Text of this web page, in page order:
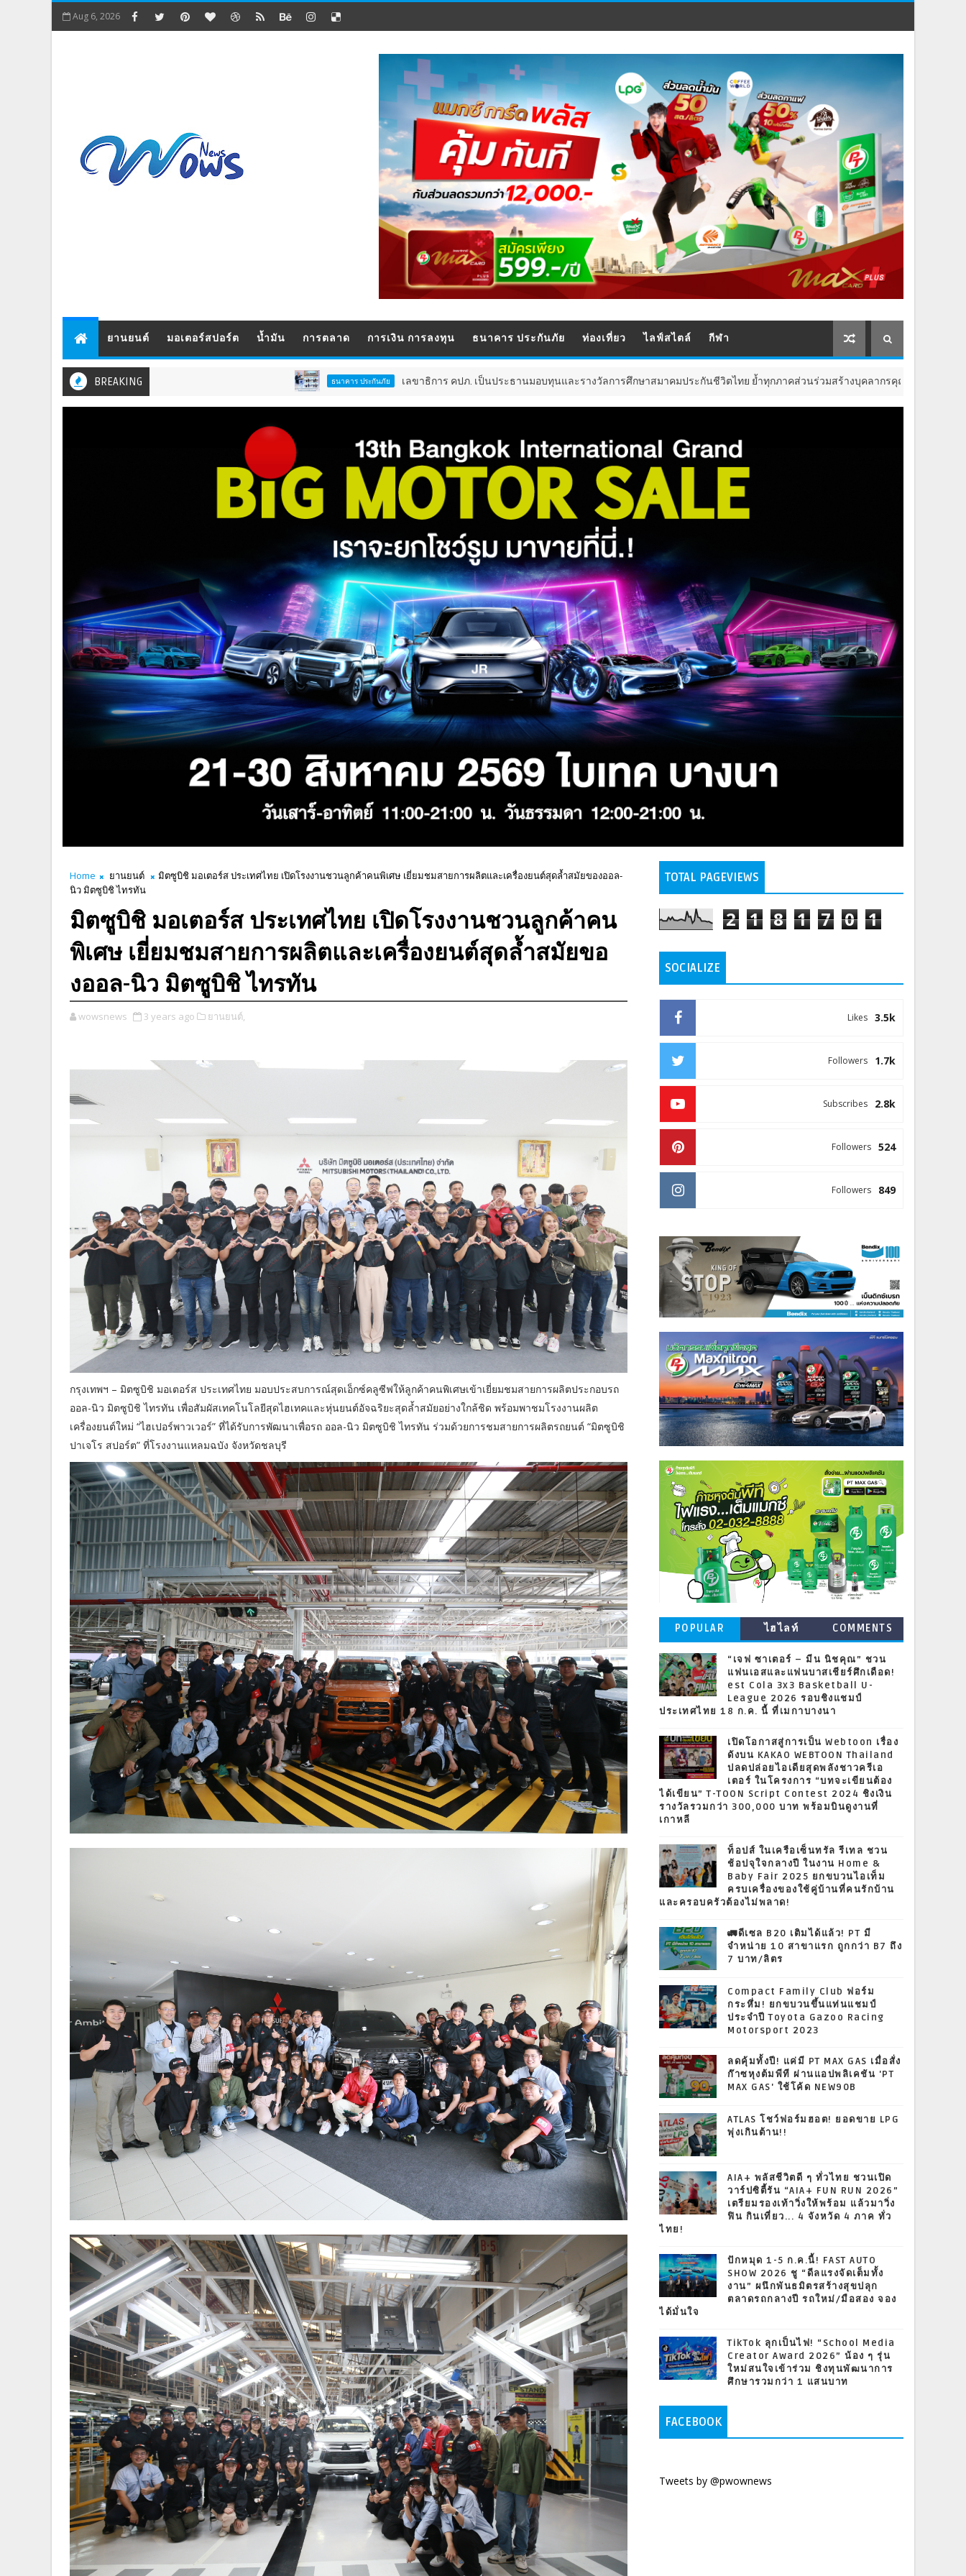
Aug 6, 2026
ยานยนต์ มอเตอร์สปอร์ต น้ำมัน การตลาด การเงิน การลงทุน ธนาคาร ประกันภัย ท่องเที่ยว ไลฟ์สไตล์ กีฬา
BREAKING เลขาธิการ คปภ. เป็นประธานมอบทุนและรางวัลการศึกษาสมาคมประกันชีวิตไทย ย้ำทุกภาคส่วนร่วมสร้างบุคลากรคุณภาพ ขับเคลื่อนระบบประกันภัยไทย
Home ยานยนต์
มิตซูบิชิ มอเตอร์ส ประเทศไทย เปิดโรงงานชวนลูกค้าคนพิเศษ เยี่ยมชมสายการผลิตและเครื่องยนต์สุดล้ำสมัยของออล-
นิว มิตซูบิชิ ไทรทัน
มิตซูบิชิ มอเตอร์ส ประเทศไทย เปิดโรงงานชวนลูกค้าคน
พิเศษ เยี่ยมชมสายการผลิตและเครื่องยนต์สุดล้ำสมัยขอ
งออล-นิว มิตซูบิชิ ไทรทัน
wowsnews 3 years ago ยานยนต์,
กรุงเทพฯ – มิตซูบิชิ มอเตอร์ส ประเทศไทย มอบประสบการณ์สุดเอ็กซ์คลูซีฟให้ลูกค้าคนพิเศษเข้าเยี่ยมชมสายการผลิตประกอบรถ
ออล-นิว มิตซูบิชิ ไทรทัน เพื่อสัมผัสเทคโนโลยีสุดไฮเทคและหุ่นยนต์อัจฉริยะสุดล้ำสมัยอย่างใกล้ชิด พร้อมพาชมโรงงานผลิต
เครื่องยนต์ใหม่ “ไฮเปอร์พาวเวอร์” ที่ได้รับการพัฒนาเพื่อรถ ออล-นิว มิตซูบิชิ ไทรทัน ร่วมด้วยการชมสายการผลิตรถยนต์ “มิตซูบิชิ
ปาเจโร สปอร์ต” ที่โรงงานแหลมฉบัง จังหวัดชลบุรี
TOTAL PAGEVIEWS
2 1 8 1 7 0 1
SOCIALIZE
3.5k
Likes
1.7k
Followers
2.8k
Subscribes
524
Followers
849
Followers
POPULAR ไฮไลท์ COMMENTS
“เจฟ ซาเตอร์ – มีน นิชคุณ” ชวน
แฟนเอสและแฟนบาสเชียร์ศึกเดือด!
est Cola 3x3 Basketball U-
League 2026 รอบชิงแชมป์
ประเทศไทย 18 ก.ค. นี้ ที่เมกาบางนา
เปิดโอกาสสู่การเป็น Webtoon เรื่อง
ดังบน KAKAO WEBTOON Thailand
ปลดปล่อยไอเดียสุดพลังชาวครีเอ
เตอร์ ในโครงการ “บทจะเขียนต้อง
ได้เขียน” T-TOON Script Contest 2024 ชิงเงิน
รางวัลรวมกว่า 300,000 บาท พร้อมบินดูงานที่
เกาหลี
ท็อปส์ ในเครือเซ็นทรัล รีเทล ชวน
ช้อปจุใจกลางปี ในงาน Home &
Baby Fair 2025 ยกขบวนไอเท็ม
ครบเครื่องของใช้คู่บ้านที่คนรักบ้าน
และครอบครัวต้องไม่พลาด!
🚛ดีเซล B20 เติมได้แล้ว! PT มี
จำหน่าย 10 สาขาแรก ถูกกว่า B7 ถึง
7 บาท/ลิตร
Compact Family Club ฟอร์ม
กระหึ่ม! ยกขบวนขึ้นแท่นแชมป์
ประจำปี Toyota Gazoo Racing
Motorsport 2023
ลดคุ้มทั้งปี! แค่มี PT MAX GAS เมื่อสั่ง
ก๊าซหุงต้มพีที ผ่านแอปพลิเคชัน 'PT
MAX GAS' ใช้โค้ด NEW90B
ATLAS โชว์ฟอร์มฮอต! ยอดขาย LPG
พุ่งเกินต้าน!!
AIA+ พลัสชีวิตดี ๆ ทั่วไทย ชวนเปิด
วาร์ปซิตี้รัน “AIA+ FUN RUN 2026”
เตรียมรองเท้าวิ่งให้พร้อม แล้วมาวิ่ง
ฟิน กินเที่ยว... 4 จังหวัด 4 ภาค ทั่ว
ไทย!
ปักหมุด 1-5 ก.ค.นี้! FAST AUTO
SHOW 2026 ชู “ดีลแรงจัดเต็มทั้ง
งาน” ผนึกพันธมิตรสร้างสุขปลุก
ตลาดรถกลางปี รถใหม่/มือสอง จอง
ได้มั่นใจ
TikTok ลุกเป็นไฟ! “School Media
Creator Award 2026” น้อง ๆ รุ่น
ใหม่สนใจเข้าร่วม ชิงทุนพัฒนาการ
ศึกษารวมกว่า 1 แสนบาท
FACEBOOK
Tweets by @pwownews